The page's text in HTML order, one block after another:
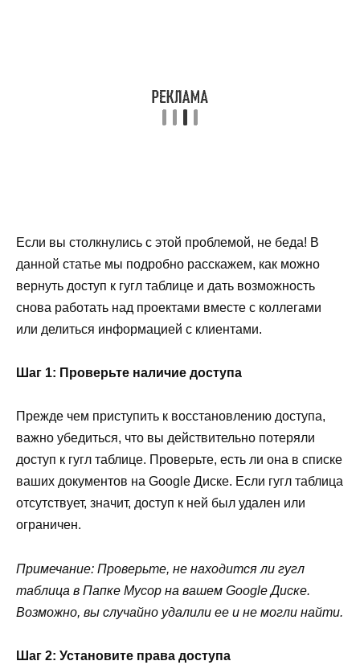
Если вы столкнулись с этой проблемой, не беда! В
данной статье мы подробно расскажем, как можно
вернуть доступ к гугл таблице и дать возможность
снова работать над проектами вместе с коллегами
или делиться информацией с клиентами.
Шаг 1: Проверьте наличие доступа
Прежде чем приступить к восстановлению доступа,
важно убедиться, что вы действительно потеряли
доступ к гугл таблице. Проверьте, есть ли она в списке
ваших документов на Google Диске. Если гугл таблица
отсутствует, значит, доступ к ней был удален или
ограничен.
Примечание: Проверьте, не находится ли гугл
таблица в Папке Мусор на вашем Google Диске.
Возможно, вы случайно удалили ее и не могли найти.
Шаг 2: Установите права доступа